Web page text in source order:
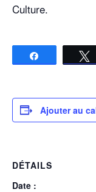
Culture.
Ajouter au
DÉTAILS
Date :